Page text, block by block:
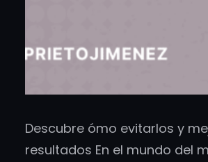
Descubre ómo evitarlos y
resultados En el mundo del